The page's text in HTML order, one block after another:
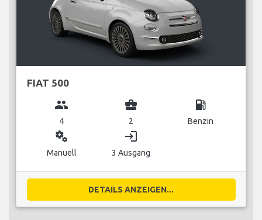
FIAT 500
group
4
business_center
2
local_gas_station
Benzin
miscellaneous_services
Manuell
login
3 Ausgang
DETAILS ANZEIGEN...